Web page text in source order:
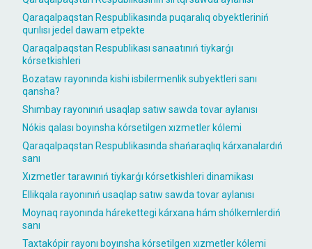
Qaraqalpaqstan Respublikasında puqaralıq obyektleriniń
qurılısı jedel dawam etpekte
Qaraqalpaqstan Respublikası sanaatınıń tiykarǵı
kórsetkishleri
Bozataw rayonında kishi isbilermenlik subyektleri sanı
qansha?
Shımbay rayonınıń usaqlap satıw sawda tovar aylanısı
Nókis qalası boyınsha kórsetilgen xızmetler kólemi
Qaraqalpaqstan Respublikasında shańaraqlıq kárxanalardıń
sanı
Xızmetler tarawınıń tiykarǵı kórsetkishleri dinamikası
Ellikqala rayonınıń usaqlap satıw sawda tovar aylanısı
Moynaq rayonında hárekettegi kárxana hám shólkemlerdiń
sanı
Taxtakópir rayonı boyınsha kórsetilgen xızmetler kólemi